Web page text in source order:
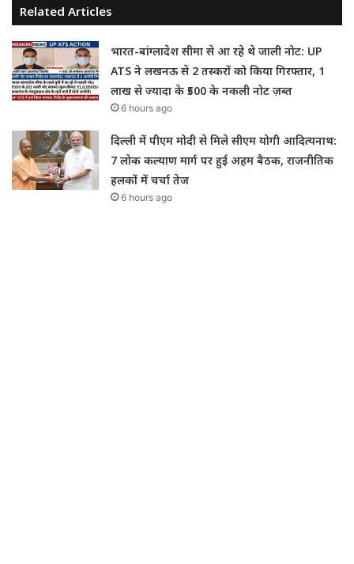
Related Articles
भारत-बांग्लादेश सीमा से आ रहे थे जाली नोट: UP
ATS ने लखनऊ से 2 तस्करों को किया गिरफ्तार, 1
लाख से ज्यादा के ₹500 के नकली नोट ज़ब्त
6 hours ago
दिल्ली में पीएम मोदी से मिले सीएम योगी आदित्यनाथ:
7 लोक कल्याण मार्ग पर हुई अहम बैठक, राजनीतिक
हलकों में चर्चा तेज
6 hours ago